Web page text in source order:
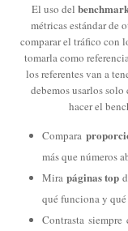
El uso del
métricas estándar de
comparar el tráfico con
tomarla como
los referentes van a
debemos usarlos
hacer el
Compara
más que números
Mira páginas top
qué funciona y
Contrasta